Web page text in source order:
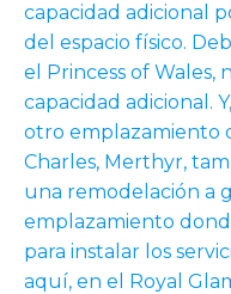
capacidad adicional
del espacio físico.
el Princess of Wales,
capacidad adicional.
otro emplazamiento
Charles, Merthyr,
una remodelación a
emplazamiento
para instalar los
aquí, en el Royal